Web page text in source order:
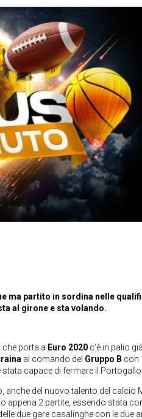
ma partito in sordina nelle
al girone e sta volando.
porta a Euro 2020 c’è in palio
al comando del Gruppo B con
stata capace di fermare il
anche del nuovo talento del calcio
appena 2 partite, essendo stata
due gare casalinghe con le due